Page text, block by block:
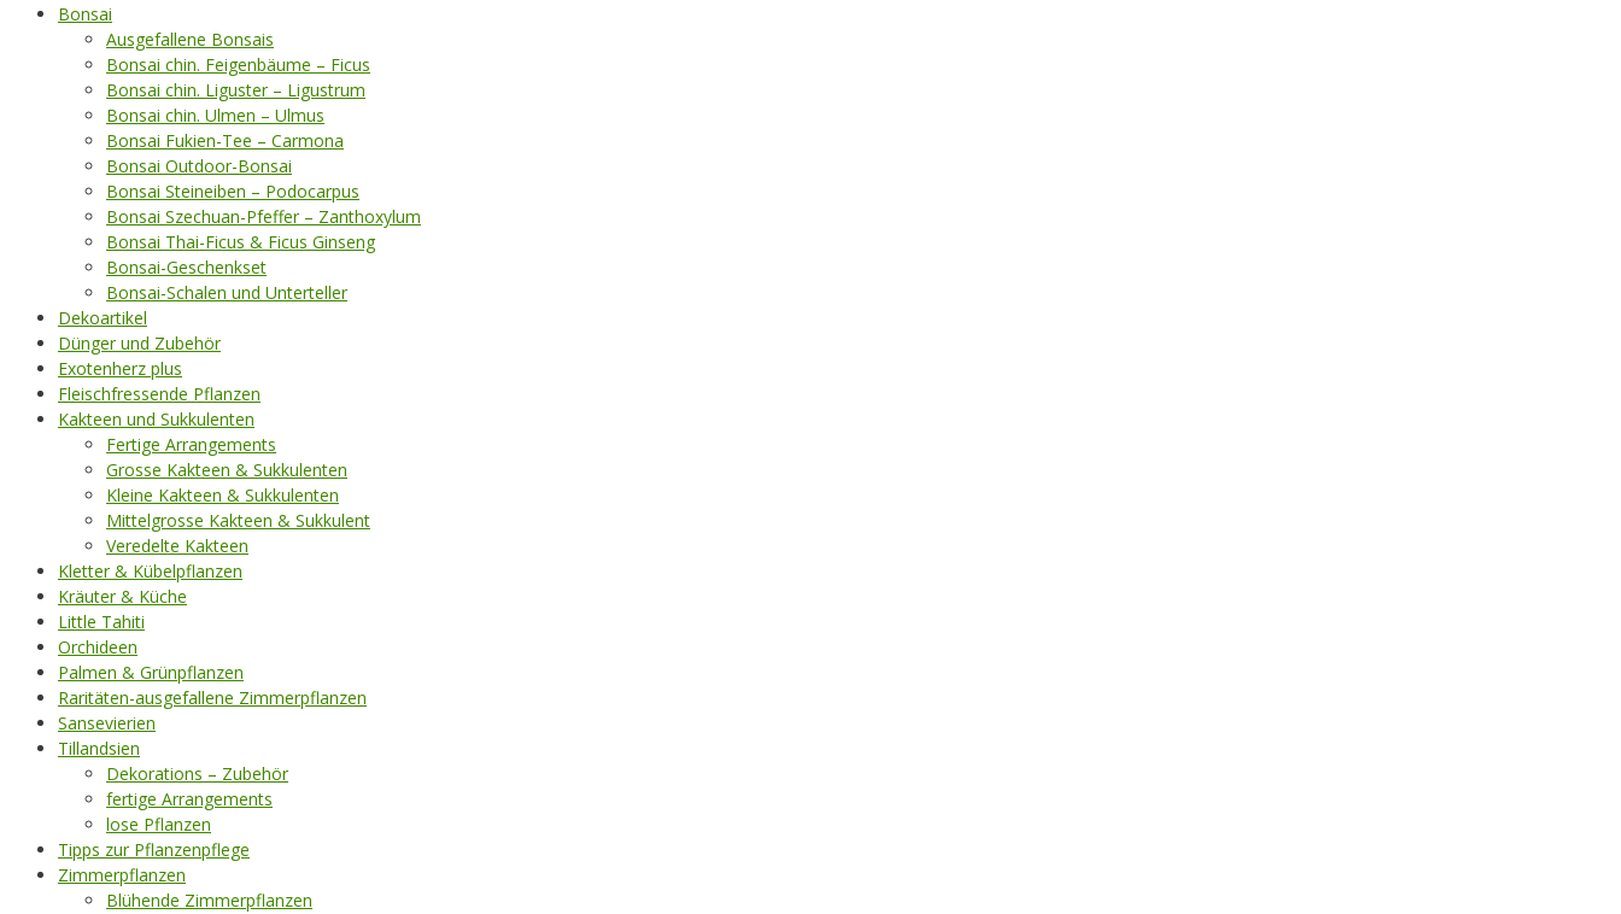
Bonsai
Ausgefallene Bonsais
Bonsai chin. Feigenbäume – Ficus
Bonsai chin. Liguster – Ligustrum
Bonsai chin. Ulmen – Ulmus
Bonsai Fukien-Tee – Carmona
Bonsai Outdoor-Bonsai
Bonsai Steineiben – Podocarpus
Bonsai Szechuan-Pfeffer – Zanthoxylum
Bonsai Thai-Ficus & Ficus Ginseng
Bonsai-Geschenkset
Bonsai-Schalen und Unterteller
Dekoartikel
Dünger und Zubehör
Exotenherz plus
Fleischfressende Pflanzen
Kakteen und Sukkulenten
Fertige Arrangements
Grosse Kakteen & Sukkulenten
Kleine Kakteen & Sukkulenten
Mittelgrosse Kakteen & Sukkulent
Veredelte Kakteen
Kletter & Kübelpflanzen
Kräuter & Küche
Little Tahiti
Orchideen
Palmen & Grünpflanzen
Raritäten-ausgefallene Zimmerpflanzen
Sansevierien
Tillandsien
Dekorations – Zubehör
fertige Arrangements
lose Pflanzen
Tipps zur Pflanzenpflege
Zimmerpflanzen
Blühende Zimmerpflanzen